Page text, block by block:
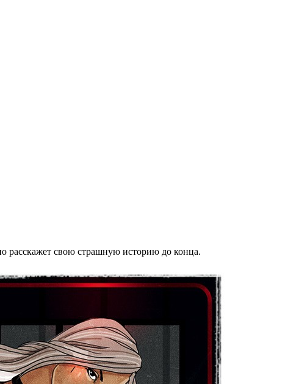
расскажет свою страшную историю до конца.